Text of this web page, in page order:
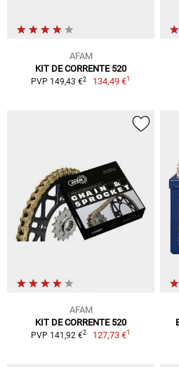
AFAM
KIT DE CORRENTE 520
PVP 149,43 €2 134,49 €1
AFAM
KIT DE CORRENTE 520
PVP 141,92 €2 127,73 €1